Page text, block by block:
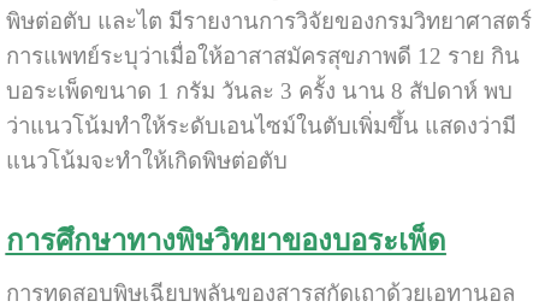
พิษต่อตับ และไต มีรายงานการวิจัยของกรมวิทยาศาสตร์
การแพทย์ระบุว่าเมื่อให้อาสาสมัครสุขภาพดี 12 ราย กิน
บอระเพ็ดขนาด 1 กรัม วันละ 3 ครั้ง นาน 8 สัปดาห์ พบ
ว่าแนวโน้มทำให้ระดับเอนไซม์ในตับเพิ่มขึ้น แสดงว่ามี
แนวโน้มจะทำให้เกิดพิษต่อตับ
การศึกษาทางพิษวิทยาของบอระเพ็ด
การทดสอบพิษเฉียบพลันของสารสกัดเถาด้วยเอทานอล